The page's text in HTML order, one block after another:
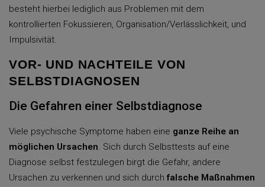
besteht hierbei lediglich aus Problemen mit dem
kontrollierten Fokussieren, Organisation/Verlässlichkeit, und
Impulsivität.
VOR- UND NACHTEILE VON
SELBSTDIAGNOSEN
Die Gefahren einer Selbstdiagnose
Viele psychische Symptome haben eine ganze Reihe an
möglichen Ursachen. Sich durch Selbsttests auf eine
Diagnose selbst festzulegen birgt die Gefahr, andere
Ursachen zu verkennen und sich durchfalsche Maßnahmen